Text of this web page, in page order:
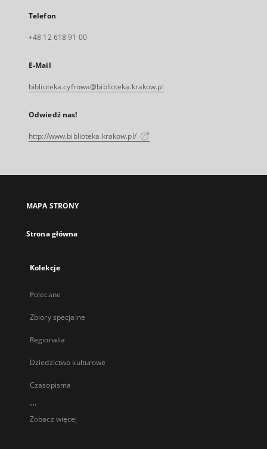
Telefon
+48 12 618 91 00
E-Mail
biblioteka.cyfrowa@biblioteka.krakow.pl
Odwiedź nas!
http://www.biblioteka.krakow.pl/
MAPA STRONY
Strona główna
Kolekcje
Polecane
Zbiory specjalne
Regionalia
Dziedzictwo kulturowe
Czasopisma
...
Zobacz więcej